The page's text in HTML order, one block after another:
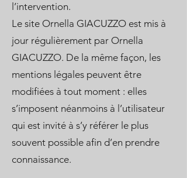
l’intervention.
Le site Ornella GIACUZZO est mis à
jour régulièrement par Ornella
GIACUZZO. De la même façon, les
mentions légales peuvent être
modifiées à tout moment : elles
s’imposent néanmoins à l’utilisateur
qui est invité à s’y référer le plus
souvent possible afin d’en prendre
connaissance.